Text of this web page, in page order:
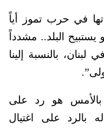
في حرب تموز أياً
البلد.. مشدداً
لبنان، بالنسبة إلينا
بالأمس هو رد على
بالرد على اغتيال